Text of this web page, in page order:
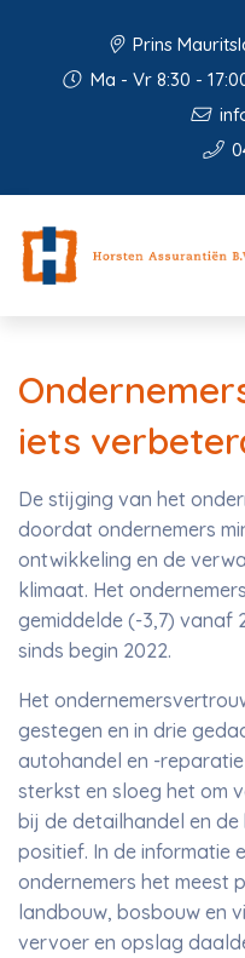
Prins
Ma - Vr 8:30 -
iets
De stijging van het
doordat ondernemers
ontwikkeling en de
klimaat. Het
gemiddelde (-3,7) vanaf
sinds begin 2022.
Het
gestegen en in drie
autohandel en -
sterkst en sloeg het om
bij de detailhandel en
positief. In de informatie
ondernemers het meest
landbouw, bosbouw en
vervoer en opslag